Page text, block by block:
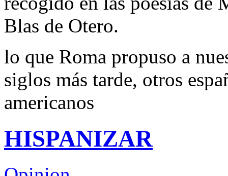
Blas de Otero.
lo que Roma propuso a
siglos más tarde, otros
americanos
HISPANIZAR